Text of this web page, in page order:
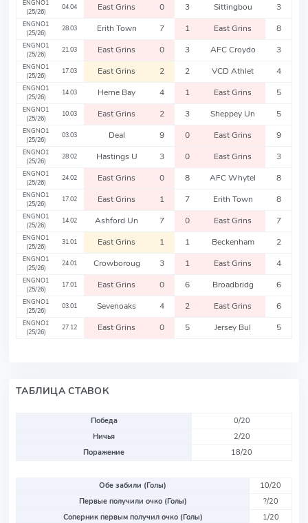
ENGNO1
(25/26)
04.04 East Grins 0 3 Sittingbou 3
ENGNO1
(25/26)
28.03 Erith Town 7 1 East Grins 8
ENGNO1
(25/26)
21.03 East Grins 0 3 AFC Croydo 3
ENGNO1
(25/26)
17.03 East Grins 2 2 VCD Athlet 4
ENGNO1
(25/26)
14.03 Herne Bay 4 1 East Grins 5
ENGNO1
(25/26)
10.03 East Grins 2 3 Sheppey Un 5
ENGNO1
(25/26)
03.03 Deal 9 0 East Grins 9
ENGNO1
(25/26)
28.02 Hastings U 3 0 East Grins 3
ENGNO1
(25/26)
24.02 East Grins 0 8 AFC Whytel 8
ENGNO1
(25/26)
17.02 East Grins 1 7 Erith Town 8
ENGNO1
(25/26)
14.02 Ashford Un 7 0 East Grins 7
ENGNO1
(25/26)
31.01 East Grins 1 1 Beckenham 2
ENGNO1
(25/26)
24.01 Crowboroug 3 1 East Grins 4
ENGNO1
(25/26)
17.01 East Grins 0 6 Broadbridg 6
ENGNO1
(25/26)
03.01 Sevenoaks 4 2 East Grins 6
ENGNO1
(25/26)
27.12 East Grins 0 5 Jersey Bul 5
ТАБЛИЦА СТАВОК
Победа
0/20
Ничья
2/20
Поражение
18/20
Обе забили (Голы)
10/20
Первые получили очко (Голы)
?/20
Соперник первым получил очко (Голы)
1/20